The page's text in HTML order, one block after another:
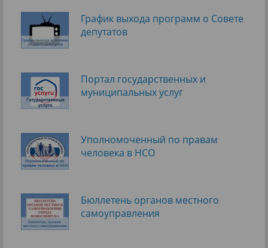
График выхода программ о Cовете
депутатов
Портал государственных и
муниципальных услуг
Уполномоченный по правам
человека в НСО
Бюллетень органов местного
самоуправления